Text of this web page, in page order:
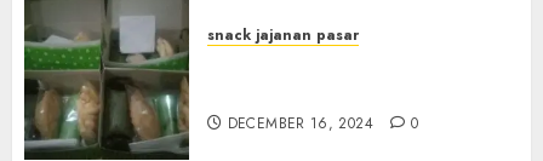
snack jajanan pasar
DECEMBER 16, 2024 0